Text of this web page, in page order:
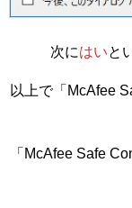
次にはいと
以上で「McAfee
「McAfee Safe